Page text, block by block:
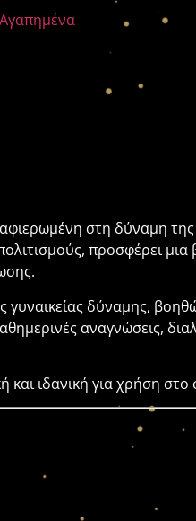
Αγαπημένα
στη δύναμη
προσφέρει
δύναμης,
αναγνώσεις,
και ιδανική για χρήση